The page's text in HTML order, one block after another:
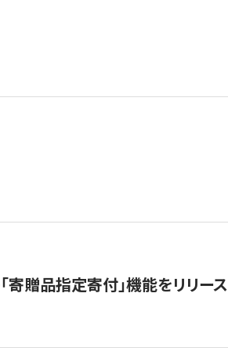
贈品指定寄付」機能をリリース